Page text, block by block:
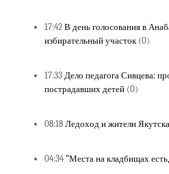
17:42 В день голосования в
избирательный участок (0)
17:33 Дело педагога Сивцева:
пострадавших детей (0)
08:18 Ледоход и жители Якутска
04:34 "Места на кладбищах